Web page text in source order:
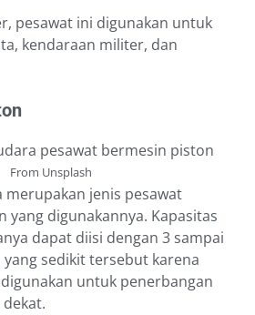
pesawat ini digunakan untuk
kendaraan militer, dan
From Unsplash
merupakan jenis pesawat
yang digunakannya. Kapasitas
dapat diisi dengan 3 sampai
yang sedikit tersebut karena
untuk penerbangan